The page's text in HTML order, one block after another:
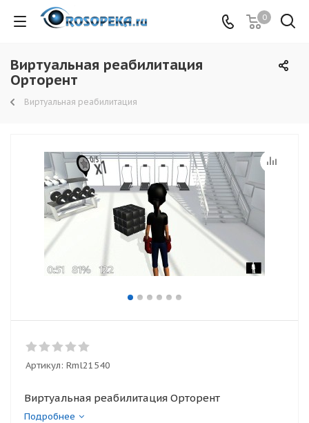
0
Виртуальная реабилитация
Орторент
Виртуальная реабилитация
Артикул: Rml21540
Виртуальная реабилитация Орторент
Подробнее